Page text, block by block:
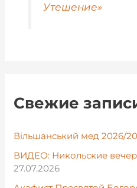
Утешение»
Свежие
Вільшанський мед 2026/
ВИДЕО: Никольские
27.07.2026